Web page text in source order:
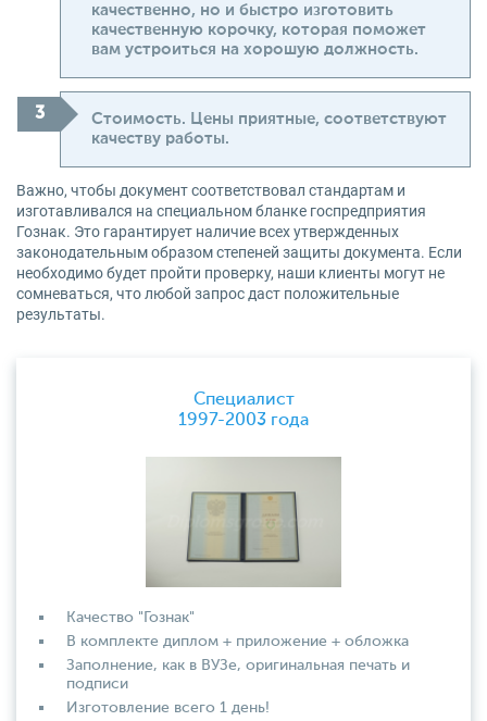
качественно, но и быстро изготовить
качественную корочку, которая поможет
вам устроиться на хорошую должность.
Стоимость. Цены приятные, соответствуют
качеству работы.
Важно, чтобы документ соответствовал стандартам и
изготавливался на специальном бланке госпредприятия
Гознак. Это гарантирует наличие всех утвержденных
законодательным образом степеней защиты документа. Если
необходимо будет пройти проверку, наши клиенты могут не
сомневаться, что любой запрос даст положительные
результаты.
Специалист
1997-2003 года
Качество "Гознак"
В комплекте диплом + приложение + обложка
Заполнение, как в ВУЗе, оригинальная печать и
подписи
Изготовление всего 1 день!